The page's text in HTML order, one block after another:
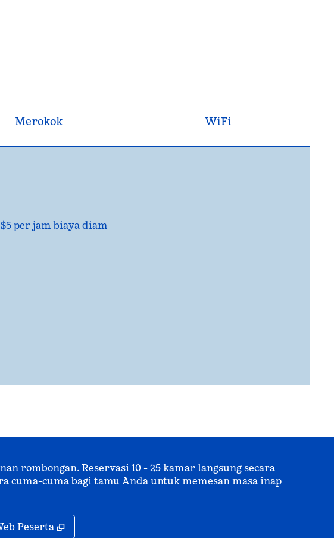
Merokok WiFi
per jam biaya diam
rombongan. Reservasi 10 - 25 kamar langsung secara
cuma-cuma bagi tamu Anda untuk memesan masa inap
Peserta ,